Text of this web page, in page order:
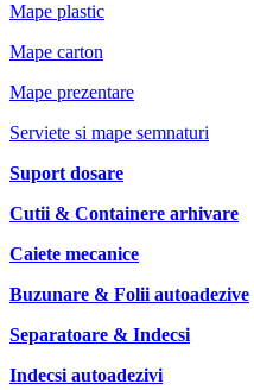
Mape plastic
Mape carton
Mape prezentare
Serviete si mape semnaturi
Suport dosare
Cutii & Containere arhivare
Caiete mecanice
Buzunare & Folii autoadezive
Separatoare & Indecsi
Indecsi autoadezivi